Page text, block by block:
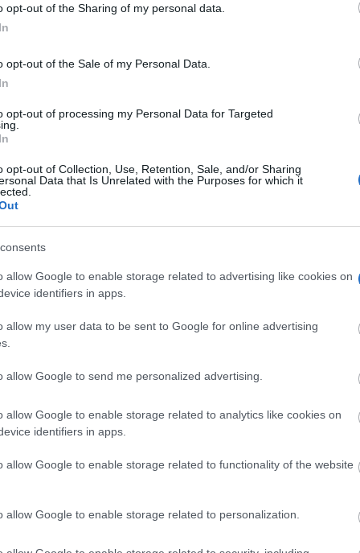
opt-out of the Sharing of my personal data.
opt-out of the Sale of my Personal Data.
opt-out of processing my Personal Data for Targeted
opt-out of Collection, Use, Retention, Sale, and/or Sharing
Data that Is Unrelated with the Purposes for which it
allow Google to enable storage related to advertising like cookies on
identifiers in apps.
allow my user data to be sent to Google for online advertising
allow Google to send me personalized advertising.
allow Google to enable storage related to analytics like cookies on
identifiers in apps.
allow Google to enable storage related to functionality of the website
allow Google to enable storage related to personalization.
Quienes tienen las competencias políticas y
masivas de informaciónpública para salvar a
de una vez por todasel cribado oportunista. A falta
intermedio podría estar salvando miles de vidas. Hoy en
o reciba información sobre su próstata sigue sujeto
mayor o menor empatía con esta enfermedad y a sus
no puede depender de la suerte
sino que debe serun derecho blindadopor el
que la sociedad civil, los artistas, los
la poesía, la luz y la verdad sobre la mesa. Pongan
unido a la reivindicación de nuestra salud, comparto a